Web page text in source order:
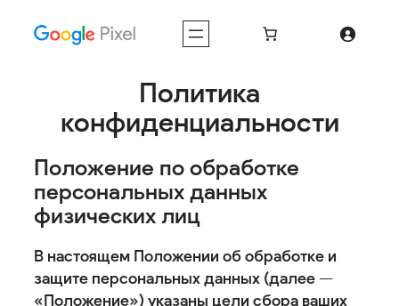
Политика
конфиденциальности
Положение по обработке
персональных данных
физических лиц
В настоящем Положении об обработке и
защите персональных данных (далее —
«Положение») указаны цели сбора ваших